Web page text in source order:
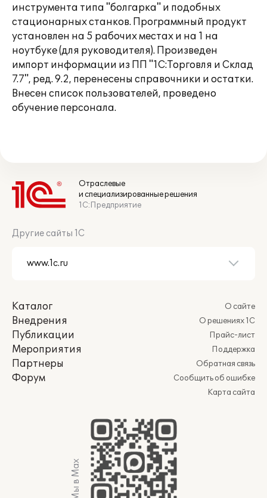
инструмента типа "болгарка" и подобных
стационарных станков. Программный продукт
установлен на 5 рабочих местах и на 1 на
ноутбуке (для руководителя). Произведен
импорт информации из ПП "1С:Торговля и Склад
7.7", ред. 9.2, перенесены справочники и остатки.
Внесен список пользователей, проведено
обучение персонала.
Отраслевые
и специализированные решения
1С:Предприятие
Другие сайты 1С
Каталог
Внедрения
Публикации
Мероприятия
Партнеры
Форум
О сайте
О решениях 1С
Прайс-лист
Поддержка
Обратная связь
Сообщить об ошибке
Карта сайта
Мы в Max